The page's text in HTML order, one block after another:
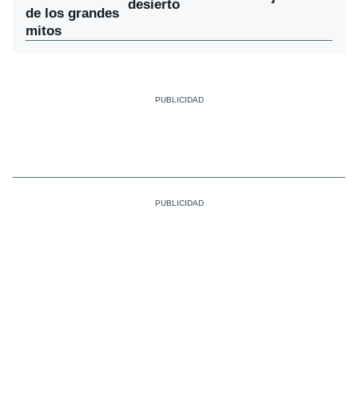
de los grandes
mitos
desierto